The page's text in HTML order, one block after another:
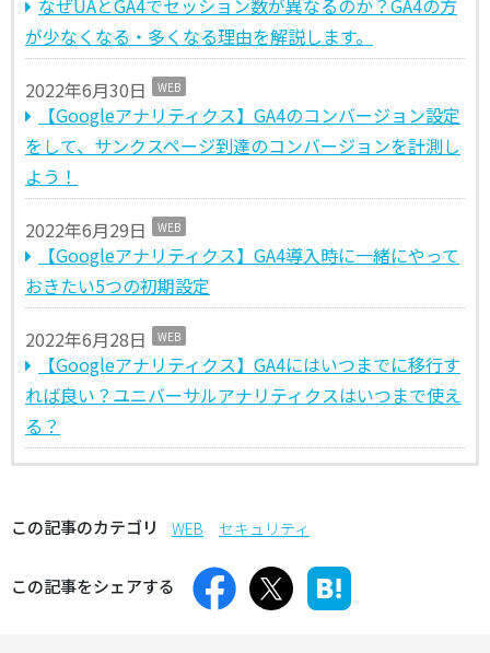
なぜUAとGA4でセッション数が異なるのか？GA4の方
が少なくなる・多くなる理由を解説します。
2022年6月30日 WEB
【Googleアナリティクス】GA4のコンバージョン設定
をして、サンクスページ到達のコンバージョンを計測し
よう！
2022年6月29日 WEB
【Googleアナリティクス】GA4導入時に一緒にやって
おきたい5つの初期設定
2022年6月28日 WEB
【Googleアナリティクス】GA4にはいつまでに移行す
れば良い？ユニバーサルアナリティクスはいつまで使え
る？
この記事のカテゴリ WEB セキュリティ
この記事をシェアする